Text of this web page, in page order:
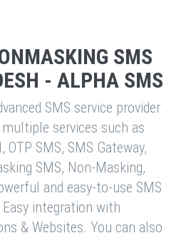
SMS
- ALPHA SMS
SMS service provider
services such as
OTP SMS, SMS Gateway,
SMS, Non-Masking,
and easy-to-use SMS
integration with
& Websites. You can also